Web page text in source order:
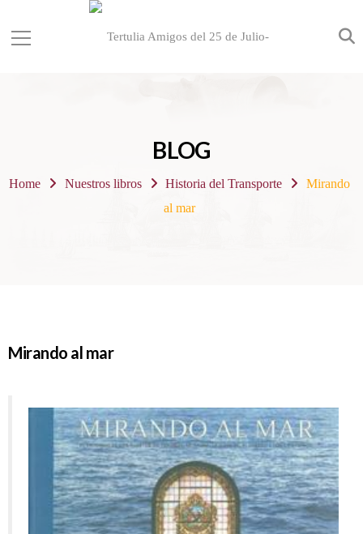
BLOG
Home Nuestros libros Historia del Transporte
Mirando
al mar
Mirando al mar